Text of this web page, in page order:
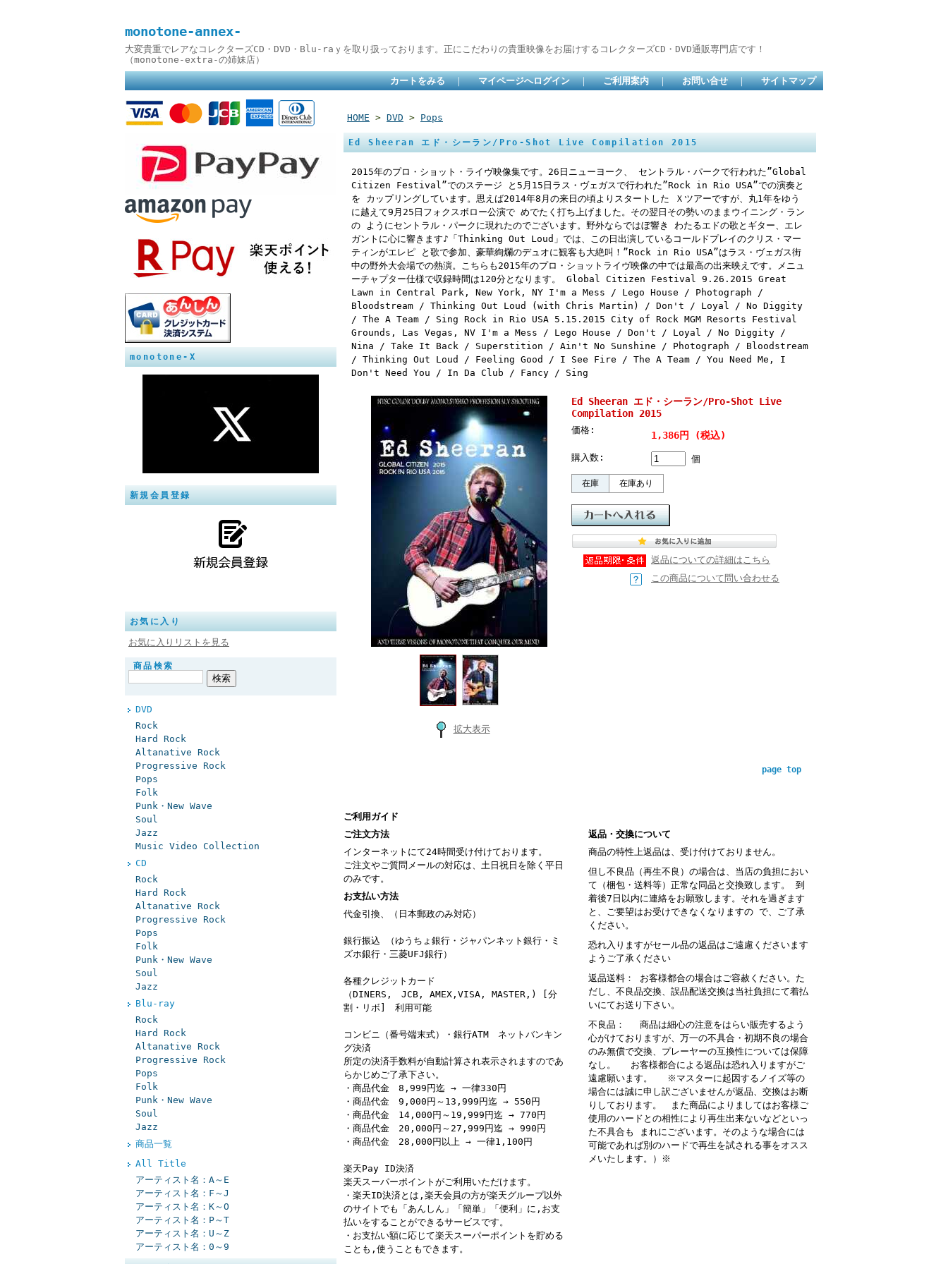
monotone-annex-
大変貴重でレアなコレクターズCD・DVD・Blu-raｙを取り扱っております。正にこだわりの貴重映像をお届けするコレクターズCD・DVD通販専門店です！
（monotone-extra-の姉妹店）
カートをみる ｜ マイページへログイン ｜ ご利用案内 ｜ お問い合せ ｜ サイトマップ
monotone-X
新規会員登録
お気に入り
お気に入りリストを見る
商品検索
DVD
Rock
Hard Rock
Altanative Rock
Progressive Rock
Pops
Folk
Punk・New Wave
Soul
Jazz
Music Video Collection
CD
Rock
Hard Rock
Altanative Rock
Progressive Rock
Pops
Folk
Punk・New Wave
Soul
Jazz
Blu-ray
Rock
Hard Rock
Altanative Rock
Progressive Rock
Pops
Folk
Punk・New Wave
Soul
Jazz
商品一覧
All Title
アーティスト名：A～E
アーティスト名：F～J
アーティスト名：K～O
アーティスト名：P～T
アーティスト名：U～Z
アーティスト名：0～9
HOME > DVD > Pops
Ed Sheeran エド・シーラン/Pro-Shot Live Compilation 2015
2015年のプロ・ショット・ライヴ映像集です。26日ニューヨーク、 セントラル・パークで行われた”Global
Citizen Festival”でのステージ と5月15日ラス・ヴェガスで行われた”Rock in Rio USA”での演奏と
を カップリングしています。思えば2014年8月の来日の頃よりスタートした Ｘツアーですが、丸1年をゆう
に越えて9月25日フォクスボロー公演で めでたく打ち上げました。その翌日その勢いのままウイニング・ラン
の ようにセントラル・パークに現れたのでございます。野外ならではぼ響き わたるエドの歌とギター、エレ
ガントに心に響きます♪「Thinking Out Loud」では、この日出演しているコールドプレイのクリス・マー
ティンがエレピ と歌で参加、豪華絢爛のデュオに観客も大絶叫！”Rock in Rio USA”はラス・ヴェガス街
中の野外大会場での熱演。こちらも2015年のプロ・ショットライヴ映像の中では最高の出来映えです。メニュ
ーチャプター仕様で収録時間は120分となります。 Global Citizen Festival 9.26.2015 Great
Lawn in Central Park, New York, NY I'm a Mess / Lego House / Photograph /
Bloodstream / Thinking Out Loud (with Chris Martin) / Don't / Loyal / No Diggity
/ The A Team / Sing Rock in Rio USA 5.15.2015 City of Rock MGM Resorts Festival
Grounds, Las Vegas, NV I'm a Mess / Lego House / Don't / Loyal / No Diggity /
Nina / Take It Back / Superstition / Ain't No Sunshine / Photograph / Bloodstream
/ Thinking Out Loud / Feeling Good / I See Fire / The A Team / You Need Me, I
Don't Need You / In Da Club / Fancy / Sing
拡大表示
Ed Sheeran エド・シーラン/Pro-Shot Live
Compilation 2015
価格: 1,386円 (税込)
購入数: 個
在庫 在庫あり
返品についての詳細はこちら
この商品について問い合わせる
page top
ご利用ガイド
ご注文方法
インターネットにて24時間受け付けております。
ご注文やご質問メールの対応は、土日祝日を除く平日
のみです。
お支払い方法
代金引換、（日本郵政のみ対応）
銀行振込 （ゆうちょ銀行・ジャパンネット銀行・ミ
ズホ銀行・三菱UFJ銀行）
各種クレジットカード
（DINERS, JCB, AMEX,VISA, MASTER,) [分
割・リボ] 利用可能
コンビニ（番号端末式）・銀行ATM ネットバンキン
グ決済
所定の決済手数料が自動計算され表示されますのであ
らかじめご了承下さい。
・商品代金 8,999円迄 → 一律330円
・商品代金 9,000円～13,999円迄 → 550円
・商品代金 14,000円～19,999円迄 → 770円
・商品代金 20,000円～27,999円迄 → 990円
・商品代金 28,000円以上 → 一律1,100円
楽天Pay ID決済
楽天スーパーポイントがご利用いただけます。
・楽天ID決済とは,楽天会員の方が楽天グループ以外
のサイトでも「あんしん」「簡単」「便利」に,お支
払いをすることができるサービスです。
・お支払い額に応じて楽天スーパーポイントを貯める
ことも,使うこともできます。
返品・交換について
商品の特性上返品は、受け付けておりません。
但し不良品（再生不良）の場合は、当店の負担におい
て（梱包・送料等）正常な同品と交換致します。 到
着後7日以内に連絡をお願致します。それを過ぎます
と、ご要望はお受けできなくなりますの で、ご了承
ください。
恐れ入りますがセール品の返品はご遠慮くださいます
ようご了承ください
返品送料： お客様都合の場合はご容赦ください。た
だし、不良品交換、誤品配送交換は当社負担にて着払
いにてお送り下さい。
不良品： 商品は細心の注意をはらい販売するよう
心がけておりますが、万一の不具合・初期不良の場合
のみ無償で交換、プレーヤーの互換性については保障
なし。 お客様都合による返品は恐れ入りますがご
遠慮願います。 ※マスターに起因するノイズ等の
場合には誠に申し訳ございませんが返品、交換はお断
りしております。 また商品によりましてはお客様ご
使用のハードとの相性により再生出来ないなどといっ
た不具合も まれにございます。そのような場合には
可能であれば別のハードで再生を試される事をオスス
メいたします。）※